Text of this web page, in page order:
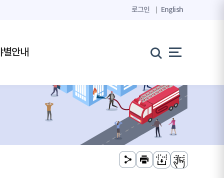
로그인 English
별안내